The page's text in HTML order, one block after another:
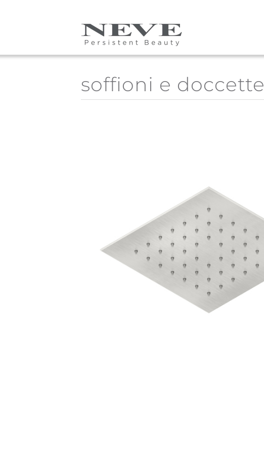
Skip to main content
soffioni e doccette